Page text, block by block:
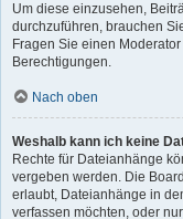
Um diese einzusehen,
durchzuführen, brauchen
Fragen Sie einen
Berechtigungen.
Nach oben
Weshalb kann ich keine
Rechte für Dateianhänge
vergeben werden. Die
erlaubt, Dateianhänge in
verfassen möchten, oder